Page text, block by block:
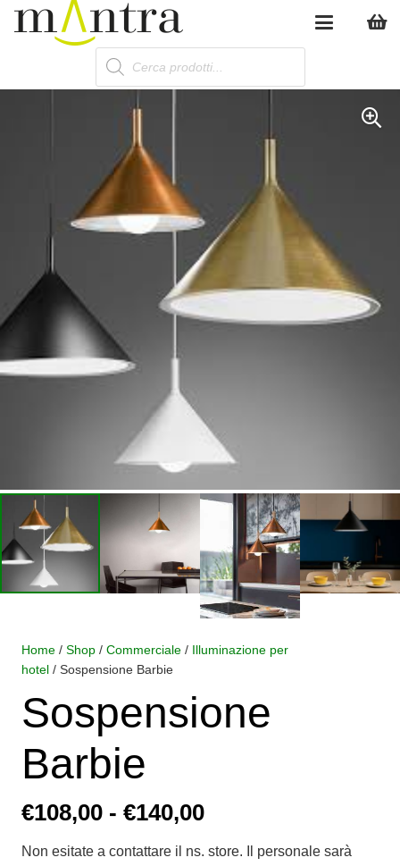
Products
search
Home / Shop / Commerciale / Illuminazione per
hotel / Sospensione Barbie
Sospensione
Barbie
€108,00 - €140,00Fascia
Non esitate a contattare il ns. store. Il personale sarà